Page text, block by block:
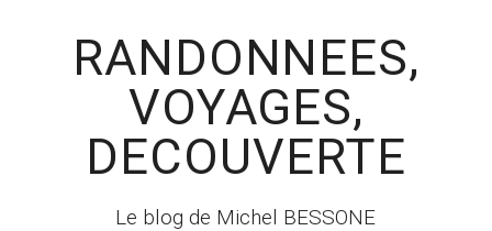
RANDONNEES,
VOYAGES,
DECOUVERTE
Le blog de Michel BESSONE